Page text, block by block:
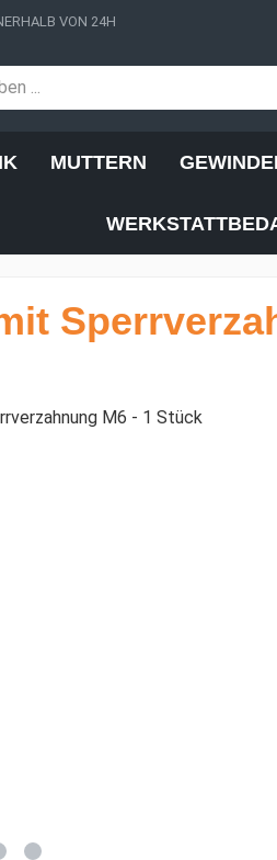
VON 24H
MUTTERN